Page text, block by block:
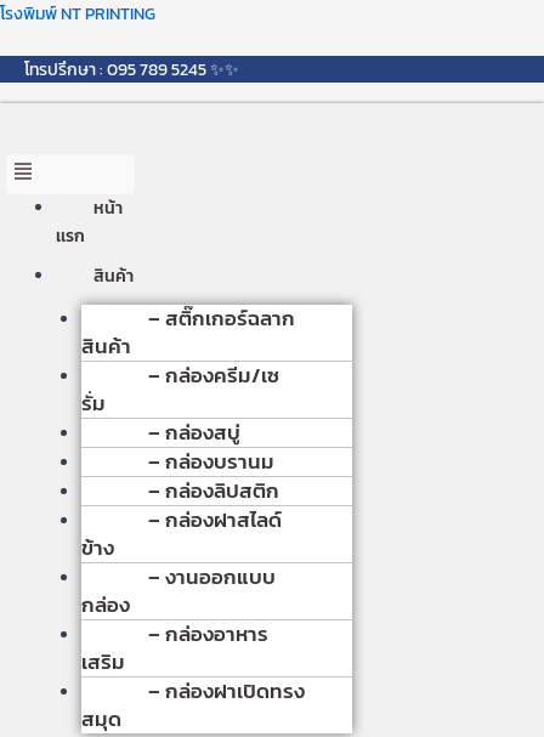
Skip
content
โรงพิมพ์ NT PRINTING
โทรปรึกษา : 095 789 5245 ✨✨
Menu
หน้า
เเรก
สินค้า
– สติ๊กเกอร์ฉลาก
สินค้า
– กล่องครีม/เซ
รั่ม
– กล่องสบู่
– กล่องบรานม
– กล่องลิปสติก
– กล่องฝาสไลด์
ข้าง
– งานออกแบบ
กล่อง
– กล่องอาหาร
เสริม
– กล่องฝาเปิดทรง
สมุด